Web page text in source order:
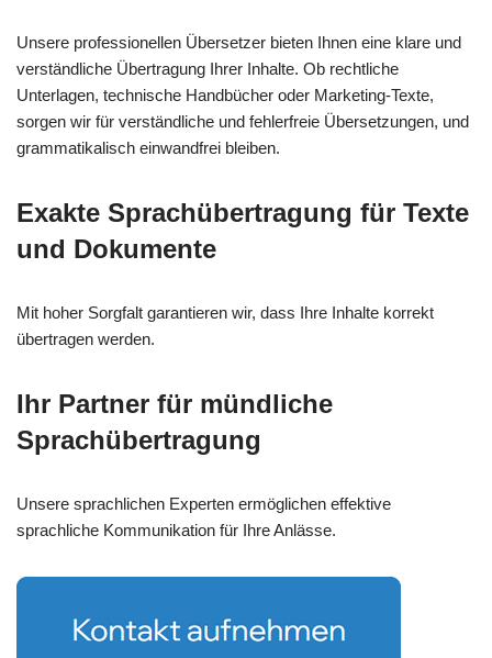
Unsere professionellen Übersetzer bieten Ihnen eine klare und
verständliche Übertragung Ihrer Inhalte. Ob rechtliche
Unterlagen, technische Handbücher oder Marketing-Texte,
sorgen wir für verständliche und fehlerfreie Übersetzungen, und
grammatikalisch einwandfrei bleiben.
Exakte Sprachübertragung für Texte
und Dokumente
Mit hoher Sorgfalt garantieren wir, dass Ihre Inhalte korrekt
übertragen werden.
Ihr Partner für mündliche
Sprachübertragung
Unsere sprachlichen Experten ermöglichen effektive
sprachliche Kommunikation für Ihre Anlässe.